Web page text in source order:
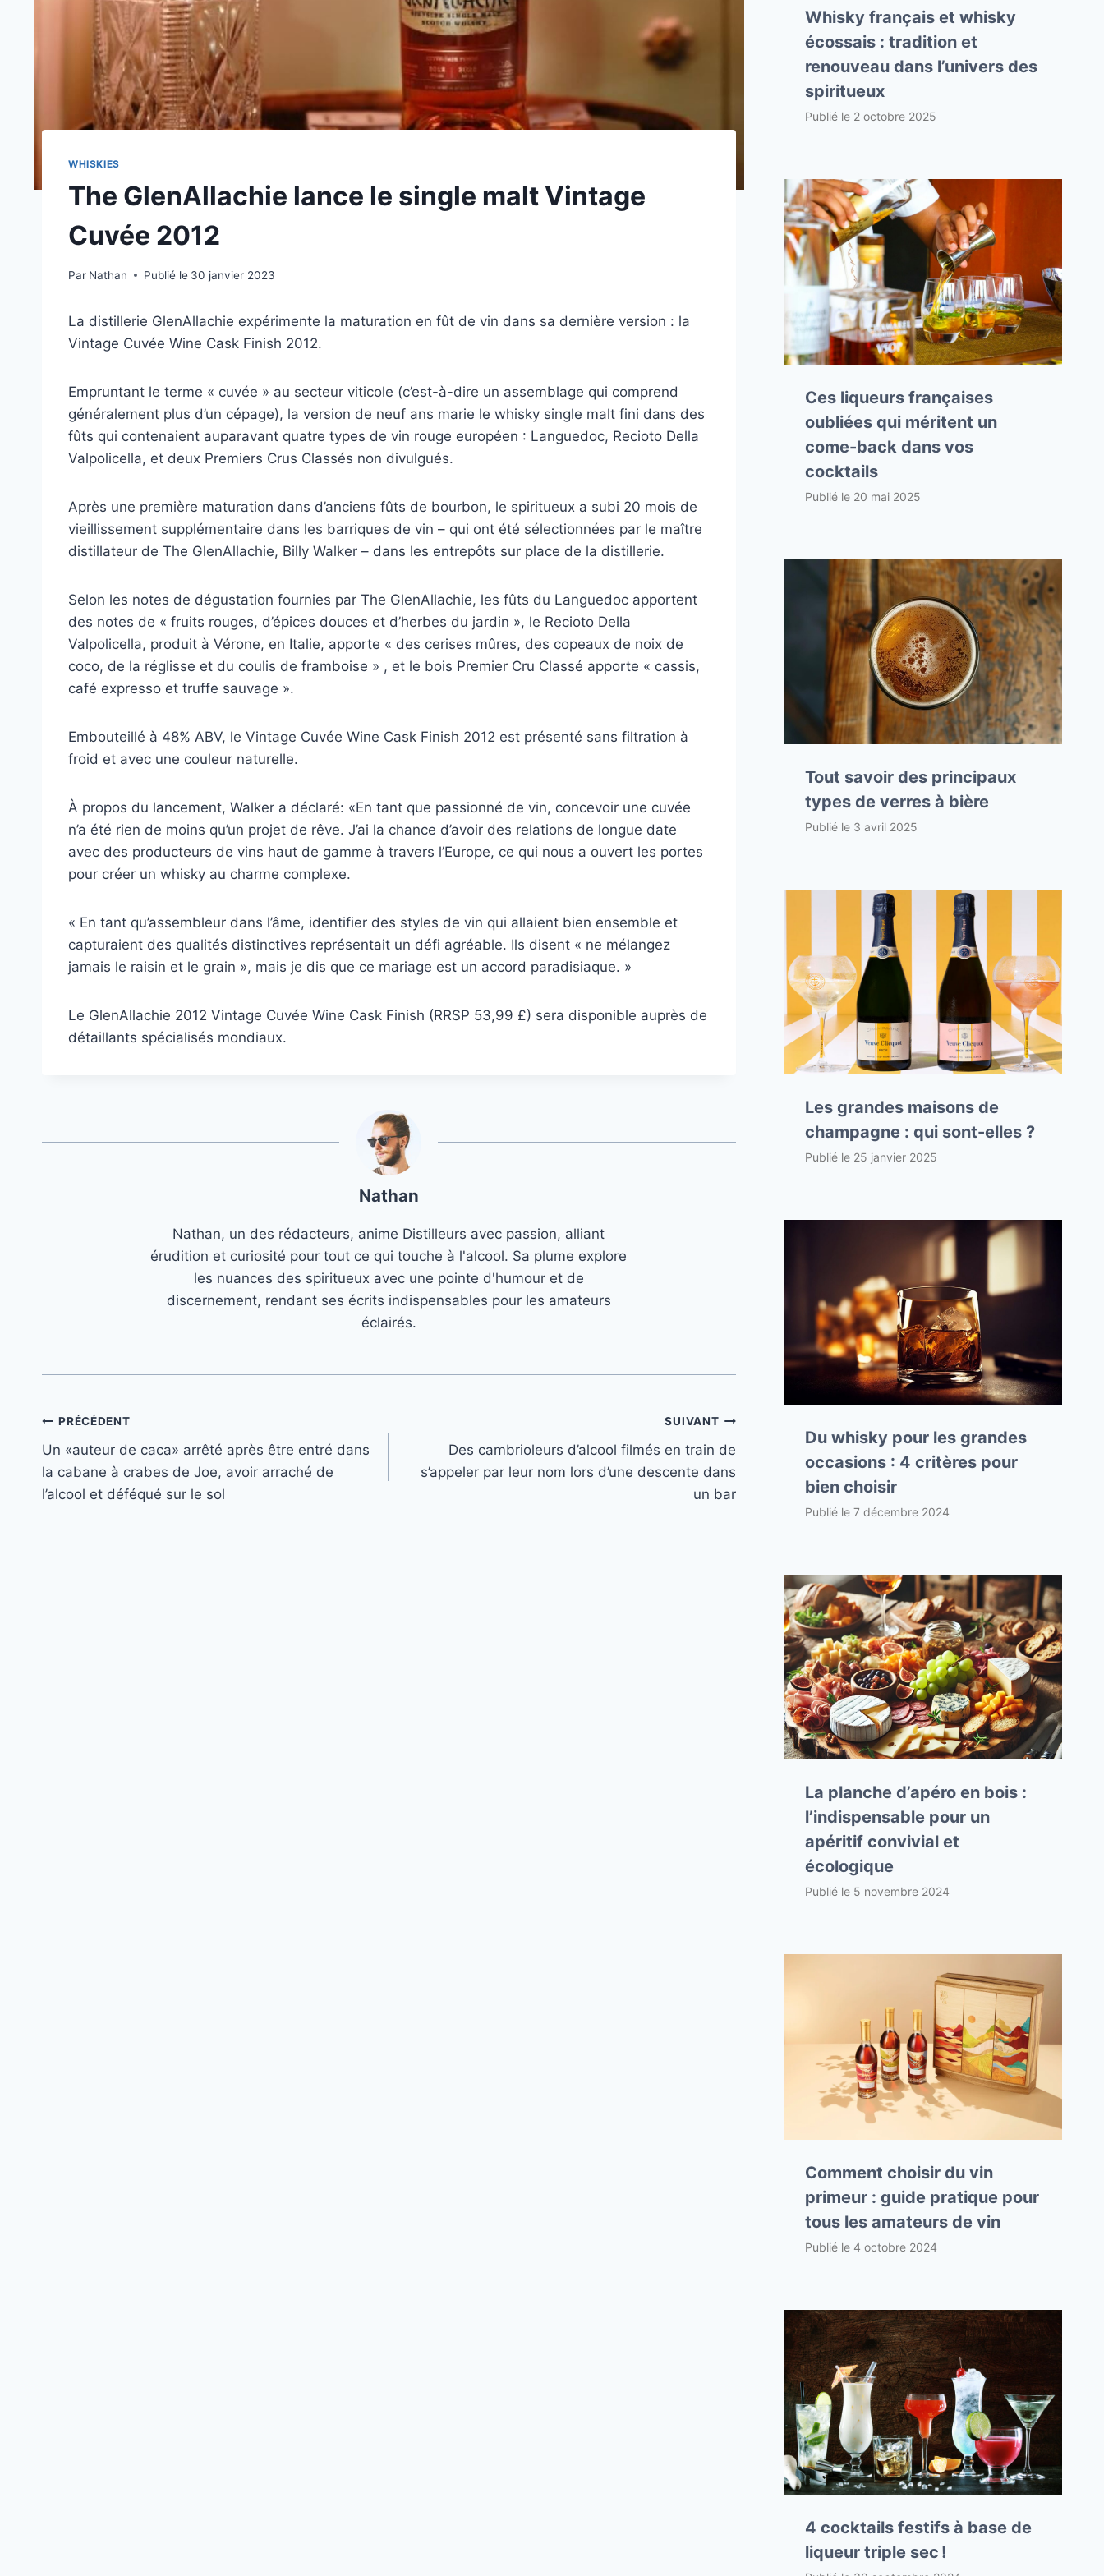
WHISKIES
The GlenAllachie lance le single malt Vintage
Cuvée 2012
Par Nathan Publié le 30 janvier 2023
La distillerie GlenAllachie expérimente la maturation en fût de vin dans sa dernière version : la
Vintage Cuvée Wine Cask Finish 2012.
Empruntant le terme « cuvée » au secteur viticole (c’est-à-dire un assemblage qui comprend
généralement plus d’un cépage), la version de neuf ans marie le whisky single malt fini dans des
fûts qui contenaient auparavant quatre types de vin rouge européen : Languedoc, Recioto Della
Valpolicella, et deux Premiers Crus Classés non divulgués.
Après une première maturation dans d’anciens fûts de bourbon, le spiritueux a subi 20 mois de
vieillissement supplémentaire dans les barriques de vin – qui ont été sélectionnées par le maître
distillateur de The GlenAllachie, Billy Walker – dans les entrepôts sur place de la distillerie.
Selon les notes de dégustation fournies par The GlenAllachie, les fûts du Languedoc apportent
des notes de « fruits rouges, d’épices douces et d’herbes du jardin », le Recioto Della
Valpolicella, produit à Vérone, en Italie, apporte « des cerises mûres, des copeaux de noix de
coco, de la réglisse et du coulis de framboise » , et le bois Premier Cru Classé apporte « cassis,
café expresso et truffe sauvage ».
Embouteillé à 48% ABV, le Vintage Cuvée Wine Cask Finish 2012 est présenté sans filtration à
froid et avec une couleur naturelle.
À propos du lancement, Walker a déclaré: «En tant que passionné de vin, concevoir une cuvée
n’a été rien de moins qu’un projet de rêve. J’ai la chance d’avoir des relations de longue date
avec des producteurs de vins haut de gamme à travers l’Europe, ce qui nous a ouvert les portes
pour créer un whisky au charme complexe.
« En tant qu’assembleur dans l’âme, identifier des styles de vin qui allaient bien ensemble et
capturaient des qualités distinctives représentait un défi agréable. Ils disent « ne mélangez
jamais le raisin et le grain », mais je dis que ce mariage est un accord paradisiaque. »
Le GlenAllachie 2012 Vintage Cuvée Wine Cask Finish (RRSP 53,99 £) sera disponible auprès de
détaillants spécialisés mondiaux.
Nathan
Nathan, un des rédacteurs, anime Distilleurs avec passion, alliant
érudition et curiosité pour tout ce qui touche à l'alcool. Sa plume explore
les nuances des spiritueux avec une pointe d'humour et de
discernement, rendant ses écrits indispensables pour les amateurs
éclairés.
Navigation
de
l’article
PRÉCÉDENT
Un «auteur de caca» arrêté après être entré dans
la cabane à crabes de Joe, avoir arraché de
l’alcool et déféqué sur le sol
SUIVANT
Des cambrioleurs d’alcool filmés en train de
s’appeler par leur nom lors d’une descente dans
un bar
Whisky français et whisky
écossais : tradition et
renouveau dans l’univers des
spiritueux
Publié le 2 octobre 2025
Ces liqueurs françaises
oubliées qui méritent un
come-back dans vos
cocktails
Publié le 20 mai 2025
Tout savoir des principaux
types de verres à bière
Publié le 3 avril 2025
Les grandes maisons de
champagne : qui sont-elles ?
Publié le 25 janvier 2025
Du whisky pour les grandes
occasions : 4 critères pour
bien choisir
Publié le7 décembre 2024
La planche d’apéro en bois :
l’indispensable pour un
apéritif convivial et
écologique
Publié le 5 novembre 2024
Comment choisir du vin
primeur : guide pratique pour
tous les amateurs de vin
Publié le4 octobre 2024
4 cocktails festifs à base de
liqueur triple sec !